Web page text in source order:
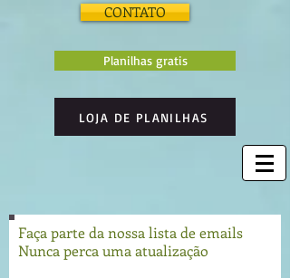
CONTATO
Planilhas gratis
LOJA DE PLANILHAS
Faça parte da nossa lista de emails
Nunca perca uma atualização